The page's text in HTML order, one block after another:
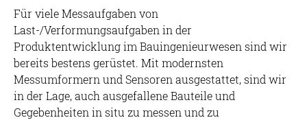
Für viele Messaufgaben von
Last-/Verformungsaufgaben in der
Produktentwicklung im Bauingenieurwesen sind wir
bereits bestens gerüstet. Mit modernsten
Messumformern und Sensoren ausgestattet, sind wir
in der Lage, auch ausgefallene Bauteile und
Gegebenheiten in situ zu messen und zu